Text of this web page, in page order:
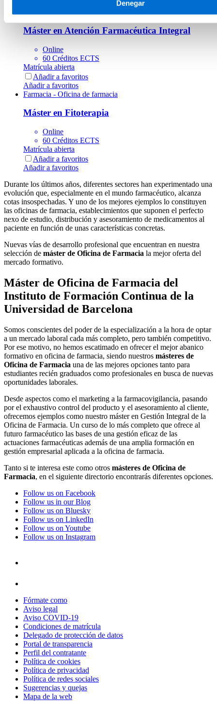
Denegar
Máster en Atención Farmacéutica Integral
Online
60 Créditos ECTS
Matrícula abierta
Añadir a favoritos
Añadir a favoritos
Farmacia - Oficina de farmacia
Máster en Fitoterapia
Online
60 Créditos ECTS
Matrícula abierta
Añadir a favoritos
Añadir a favoritos
Durante los últimos años, diferentes sectores han experimentado una
evolución que, especialmente en el mundo farmacéutico, alcanza
cotas insospechadas. Y uno de los mejores ejemplos lo constituyen
las oficinas de farmacia, establecimientos que suponen el perfecto
nexo de estudio, distribución y asesoramiento de medicamentos al
paciente en función de unas características concretas.
Nuevas vías de desarrollo profesional que encuentran en nuestra
selección de máster de Oficina de Farmacia la mejor oferta del
mercado formativo.
Máster de Oficina de Farmacia del
Instituto de Formación Continua de la
Universidad de Barcelona
Somos conscientes del poder de la especialización a la hora de optar
a un mercado laboral cada más completo, pero también competitivo.
Por ese motivo, no hemos escatimado en ofrecer el mejor abanico
formativo en oficina de farmacia, siendo nuestros másteres de
Oficina de Farmacia una de las mejores opciones tanto para
estudiantes recién graduados como profesionales en busca de nuevas
oportunidades laborales.
Desde aspectos como el marketing a la farmacovigilancia, pasando
por el exhaustivo control del producto y el asesoramiento al cliente,
ofrecemos ejemplos como nuestro máster en Gestión Integral de la
Oficina de Farmacia. Un curso de lo más completo que ofrece al
futuro farmacéutico las bases de una gestión eficaz de las
actuaciones farmacéuticas además de una amplia formación en
gestión empresarial aplicada a la oficina de farmacia.
Tanto si te interesa este como otros másteres de Oficina de
Farmacia, en el siguiente directorio encontrarás diferentes opciones.
Follow us on Facebook
Follow us in our Blog
Follow us on Bluesky
Follow us on LinkedIn
Follow us on Youtube
Follow us on Instagram
Fórmate como
Aviso legal
Aviso COVID-19
Condiciones de matrícula
Delegado de protección de datos
Portal de transparencia
Perfil del contratante
Política de cookies
Política de privacidad
Política de redes sociales
Sugerencias y quejas
Mapa de la web